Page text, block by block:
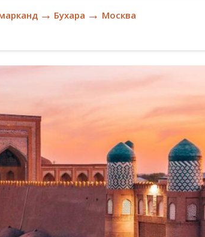
→ Бухара → Москва